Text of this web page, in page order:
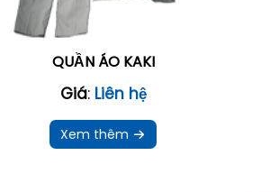
QUẦN ÁO KAKI
Giá: Liên hệ
Xem thêm